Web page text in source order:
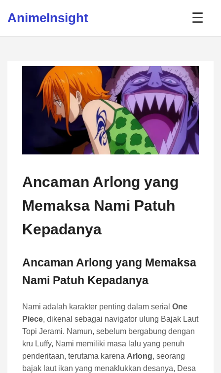
AnimeInsight ☰
Ancaman Arlong yang
Memaksa Nami Patuh
Kepadanya
Ancaman Arlong yang Memaksa
Nami Patuh Kepadanya
Nami adalah karakter penting dalam serial One
Piece, dikenal sebagai navigator ulung Bajak Laut
Topi Jerami. Namun, sebelum bergabung dengan
kru Luffy, Nami memiliki masa lalu yang penuh
penderitaan, terutama karena Arlong, seorang
bajak laut ikan yang menaklukkan desanya, Desa